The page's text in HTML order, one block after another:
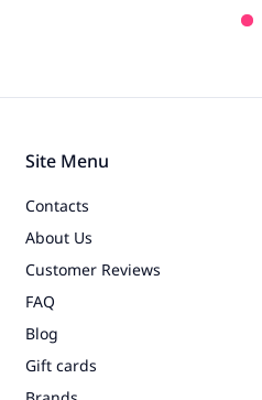
Site Menu
Contacts
About Us
Customer Reviews
FAQ
Blog
Gift cards